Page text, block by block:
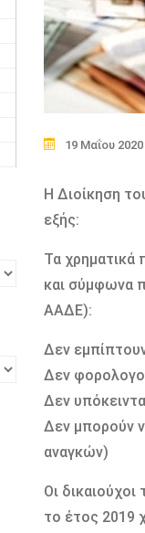
19 Μαΐου 2020
Η Διοίκηση
εξής:
Τα
και σύμφωνα
ΑΑΔΕ):
Δεν
Δεν
Δεν
Δεν μπορούν
αναγκών)
Οι
το έτος 2019